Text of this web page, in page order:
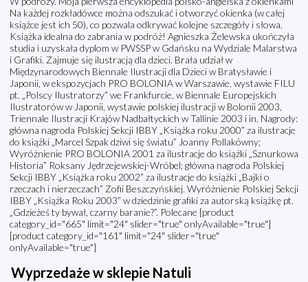
Na każdej rozkładówce można odszukać i otworzyć okienka (w całej
książce jest ich 50), co pozwala odkrywać kolejne szczegóły i słowa.
Książka idealna do zabrania w podróż! Agnieszka Żelewska ukończyła
studia i uzyskała dyplom w PWSSP w Gdańsku na Wydziale Malarstwa
i Grafiki. Zajmuje się ilustracją dla dzieci. Brała udział w
Międzynarodowych Biennale Ilustracji dla Dzieci w Bratysławie i
Japonii, w ekspozycjach PRO BOLONIA w Warszawie, wystawie FILU
pt. „Polscy Ilustratorzy” we Frankfurcie, w Biennale Europejskich
Ilustratorów w Japonii, wystawie polskiej ilustracji w Bolonii 2003,
Triennale Ilustracji Krajów Nadbałtyckich w Tallinie 2003 i in. Nagrody:
główna nagroda Polskiej Sekcji IBBY „Książka roku 2000” za ilustracje
do książki „Marcel Szpak dziwi się światu” Joanny Pollakówny;
Wyróżnienie PRO BOLONIA 2001 za ilustracje do książki „Sznurkowa
Historia” Roksany Jędrzejewskiej-Wróbel; główna nagroda Polskiej
Sekcji IBBY „Książka roku 2002” za ilustracje do książki „Bajki o
rzeczach i nierzeczach” Zofii Beszczyńskiej. Wyróżnienie Polskiej Sekcji
IBBY „Książka Roku 2003” w dziedzinie grafiki za autorską książkę pt.
„Gdzieżeś ty bywał, czarny baranie?”. Polecane [product
category_id="665" limit="24" slider="true" onlyAvailable="true"]
[product category_id="161" limit="24" slider="true"
onlyAvailable="true"]
Wyprzedaże w sklepie Natuli